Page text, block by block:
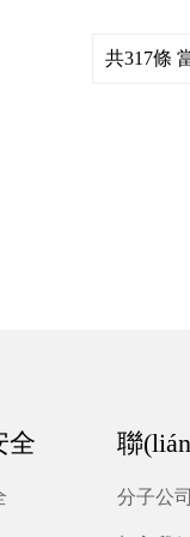
貼入
共317條
全 聯
分子公